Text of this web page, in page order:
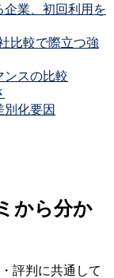
企業、初回利用を
比較で際立つ強
ンスの比較
化要因
から分か
評判に共通して